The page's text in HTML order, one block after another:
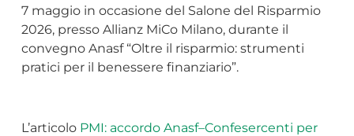
7 maggio in occasione del Salone del Risparmio
2026, presso Allianz MiCo Milano, durante il
convegno Anasf “Oltre il risparmio: strumenti
pratici per il benessere finanziario”.
L’articolo PMI: accordo Anasf–Confesercenti per